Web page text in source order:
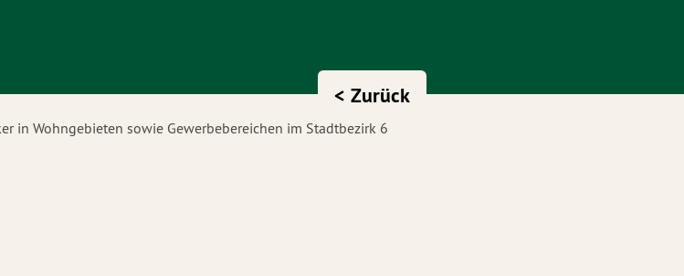
in Wohngebieten sowie Gewerbebereichen im Stadtbezirk 6
< Zurück